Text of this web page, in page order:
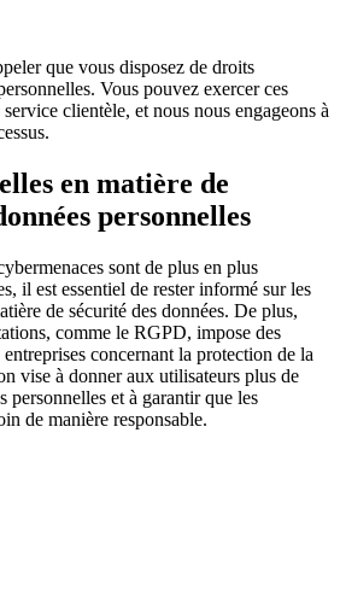
que vous disposez de droits
Vous pouvez exercer ces
clientèle, et nous nous engageons à
en matière de
personnelles
sont de plus en plus
il est essentiel de rester informé sur les
de sécurité des données. De plus,
comme le RGPD, impose des
concernant la protection de la
vise à donner aux utilisateurs plus de
personnelles et à garantir que les
de manière responsable.